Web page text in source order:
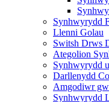
Synhwyrydd
Llenni Golau
Switsh Drws
Ategolion
Synhwyrydd
Darllenydd
Amgodiwr
Synhwyrydd